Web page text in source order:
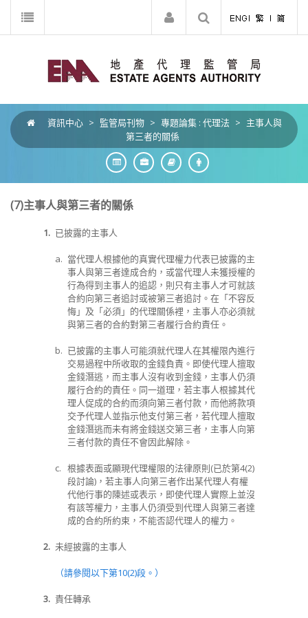
資訊中心 > 監管局刊物 > 專題論集 : 代理法 > 主事人與
第三者的關係
(7)主事人與第三者的關係
1. 已披露的主事人
a. 當代理人根據他的真實代理權力代表已披露的主
事人與第三者達成合約，或當代理人未獲授權的
行為得到主事人的追認，則只有主事人才可就該
合約向第三者追討或被第三者追討。在「不容反
悔」及「必須」的代理關係裡，主事人亦必須就
與第三者的合約對第三者履行合約責任。
b. 已披露的主事人可能須就代理人在其權限內進行
交易過程中所收取的金錢負責。即使代理人擅取
金錢潛逃，而主事人沒有收到金錢，主事人仍須
履行合約的責任。同一道理，若主事人根據其代
理人促成的合約而須向第三者付款，而他將款項
交予代理人並指示他支付第三者，若代理人擅取
金錢潛逃而未有將金錢送交第三者，主事人向第
三者付款的責任不會因此解除。
c. 根據表面或顯現代理權限的法律原則(已於第4(2)
段討論)，若主事人向第三者作出某代理人有權
代他行事的陳述或表示，即使代理人實際上並沒
有該等權力，主事人仍須受到代理人與第三者達
成的合約所約束，不能否認代理人的權力。
2. 未經披露的主事人
（請參閱以下第10(2)段。）
3. 責任轉承